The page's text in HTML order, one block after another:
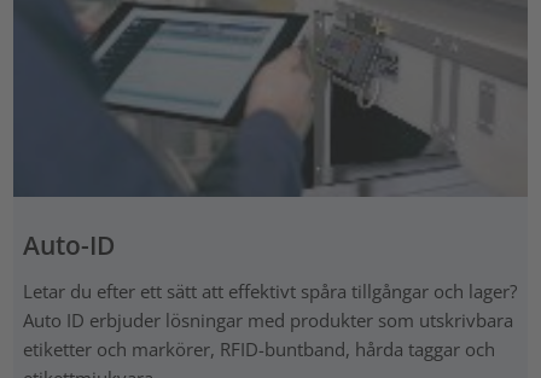
Auto-ID
Letar du efter ett sätt att effektivt spåra tillgångar och lager?
Auto ID erbjuder lösningar med produkter som utskrivbara
etiketter och markörer, RFID-buntband, hårda taggar och